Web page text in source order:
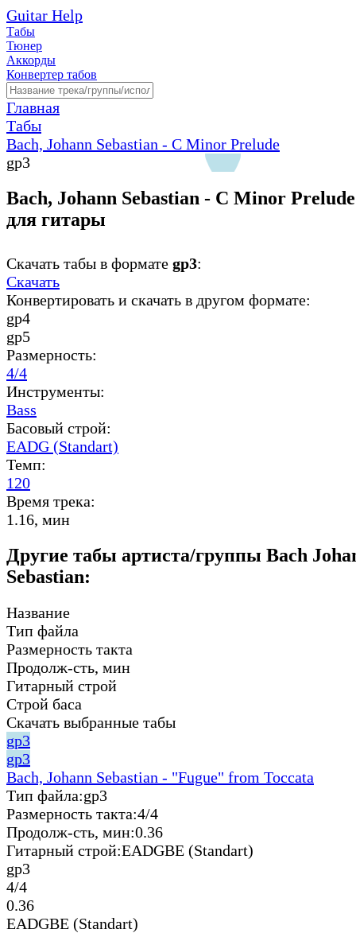
Guitar Help
Табы
Тюнер
Аккорды
Конвертер табов
Главная
Табы
Bach, Johann Sebastian - C Minor Prelude
gp3
Bach, Johann Sebastian - C Minor
для гитары
Скачать табы в формате gp3:
Скачать
Конвертировать и скачать в другом формате:
gp4
gp5
Размерность:
4/4
Инструменты:
Bass
Басовый строй:
EADG (Standart)
Темп:
120
Время трека:
1.16, мин
Другие табы артиста/группы Bach
Sebastian:
Название
Тип файла
Размерность такта
Продолж-сть, мин
Гитарный строй
Строй баса
Скачать выбранные табы
gp3
gp3
Bach, Johann Sebastian - "Fugue" from Toccata
Тип файла:gp3
Размерность такта:4/4
Продолж-сть, мин:0.36
Гитарный строй:EADGBE (Standart)
gp3
4/4
0.36
EADGBE (Standart)